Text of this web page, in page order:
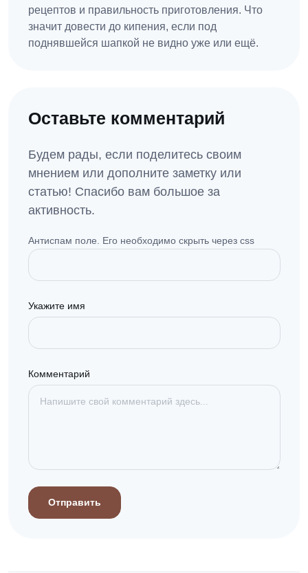
рецептов и правильность приготовления. Что
значит довести до кипения, если под
поднявшейся шапкой не видно уже или ещё.
Оставьте комментарий
Будем рады, если поделитесь своим
мнением или дополните заметку или
статью! Спасибо вам большое за
активность.
Антиспам поле. Его необходимо скрыть через css
Укажите имя
Комментарий
Отправить